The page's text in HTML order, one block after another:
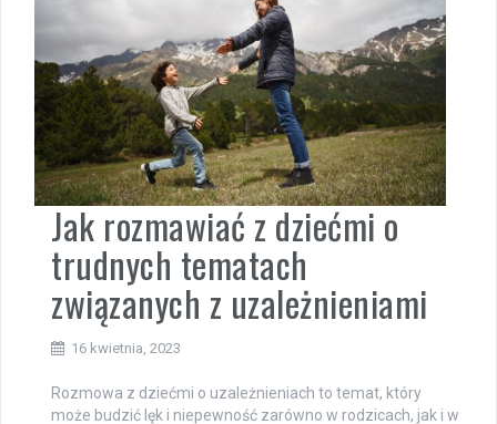
Jak rozmawiać z dziećmi o
trudnych tematach
związanych z uzależnieniami
16 kwietnia, 2023
Rozmowa z dziećmi o uzależnieniach to temat, który
może budzić lęk i niepewność zarówno w rodzicach, jak i w